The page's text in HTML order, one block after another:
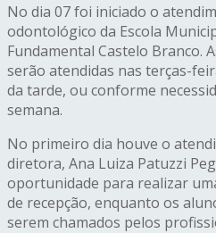
No dia 07 foi iniciado o
odontológico da Escola
Fundamental Castelo Branco.
serão atendidas nas terças-
da tarde, ou conforme
semana.
No primeiro dia houve o
diretora, Ana Luiza Patuzzi
oportunidade para realizar
de recepção, enquanto os
serem chamados pelos